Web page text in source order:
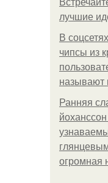
лучшие
В
чипсы из
называют
Ранняя
огромная